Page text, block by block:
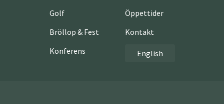
Golf
Bröllop & Fest
Konferens
Öppettider
Kontakt
English